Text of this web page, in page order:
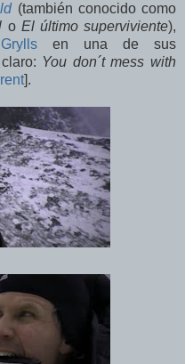
(también conocido como
o El último superviviente),
en una de sus
You don´t mess with
].